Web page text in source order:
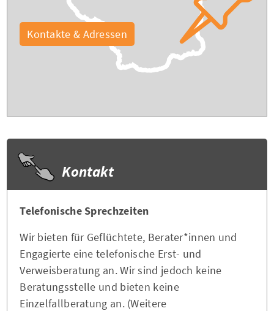
Kontakte & Adressen
Kontakt
Telefonische Sprechzeiten
Wir bieten für Geflüchtete, Berater*innen und
Engagierte eine telefonische Erst- und
Verweisberatung an. Wir sind jedoch keine
Beratungsstelle und bieten keine
Einzelfallberatung an. (Weitere